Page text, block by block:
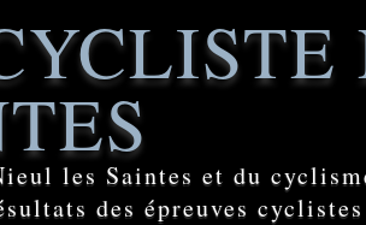
les Saintes et du
des épreuves